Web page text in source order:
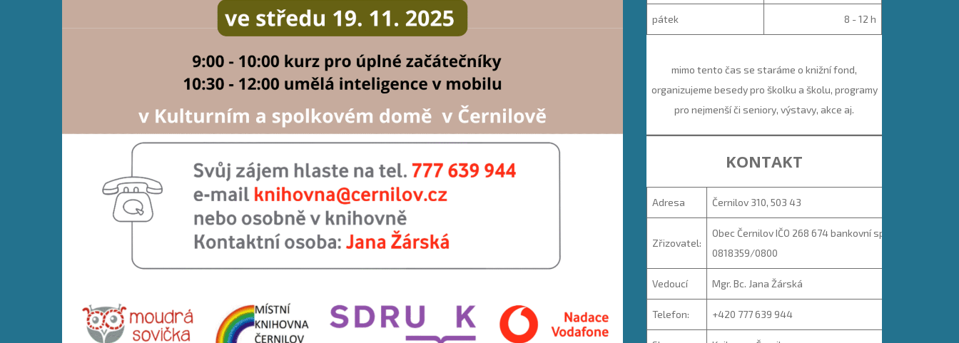
pátek 8 - 12 h
mimo tento čas se staráme o knižní fond,
organizujeme besedy pro školku a školu, programy
pro nejmenší či seniory, výstavy, akce aj.
KONTAKT
Adresa Černilov 310, 503 43
Zřizovatel:
Obec Černilov IČO 268 674 bankovní spojení: 108
0818359/0800
Vedoucí Mgr. Bc. Jana Žárská
Telefon: +420 777 639 944